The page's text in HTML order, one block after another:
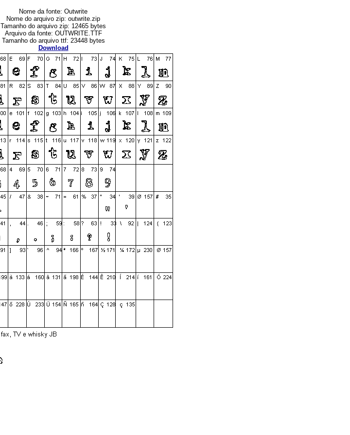
Nome da fonte: Outwrite
Nome do arquivo zip: outwrite.zip
Tamanho do arquivo zip: 12465 bytes
Arquivo da fonte: OUTWRITE.TTF
Tamanho do arquivo ttf: 23448 bytes
Download